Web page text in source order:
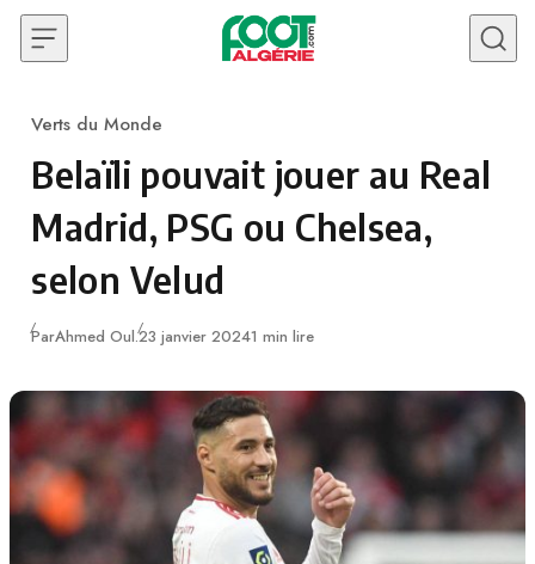
Skip to content
Category
Verts du Monde
Belaïli pouvait jouer au Real
Madrid, PSG ou Chelsea,
selon Velud
ParAhmed Oul.Publié
23 janvier 20241 min lire